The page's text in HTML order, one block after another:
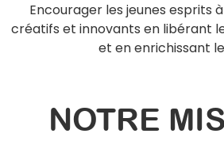
Encourager les jeunes esprits
créatifs et innovants en libérant
et en enrichissant
NOTRE